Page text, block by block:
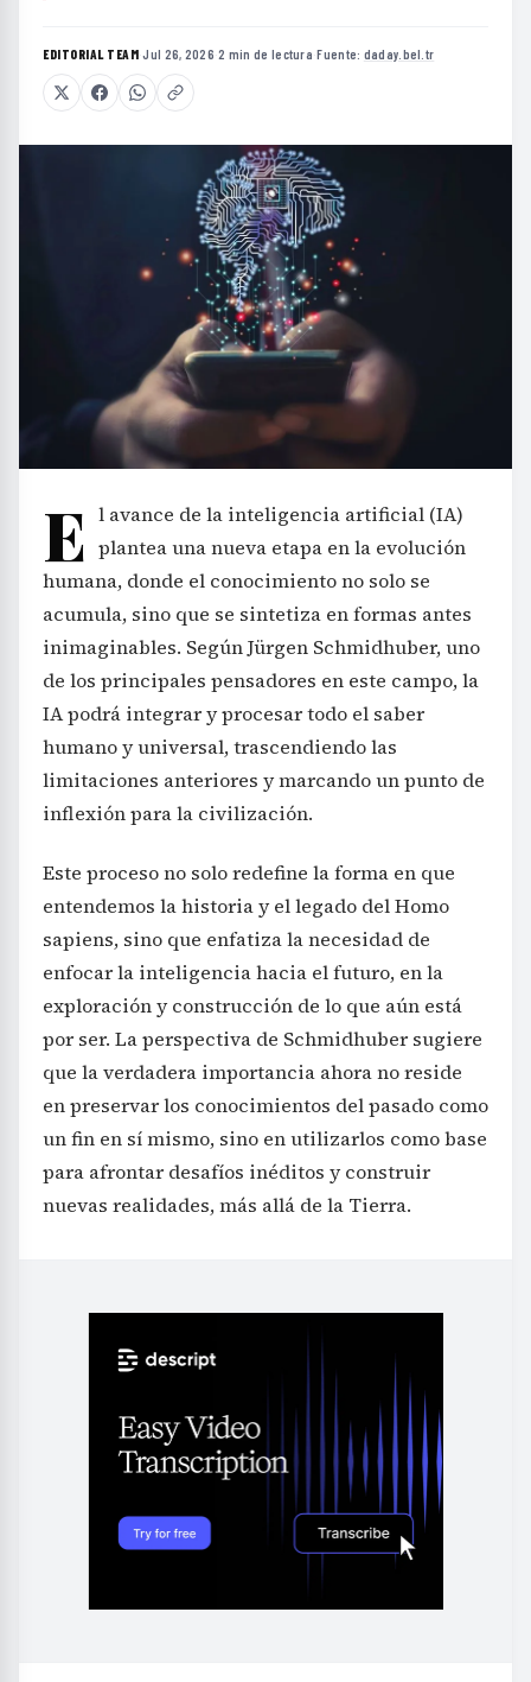
EDITORIAL TEAM·Jul 26, 2026·2 min de lectura·Fuente: daday.bel.tr
E l avance de la inteligencia artificial (IA)
plantea una nueva etapa en la evolución
humana, donde el conocimiento no solo se
acumula, sino que se sintetiza en formas antes
inimaginables. Según Jürgen Schmidhuber, uno
de los principales pensadores en este campo, la
IA podrá integrar y procesar todo el saber
humano y universal, trascendiendo las
limitaciones anteriores y marcando un punto de
inflexión para la civilización.
Este proceso no solo redefine la forma en que
entendemos la historia y el legado del Homo
sapiens, sino que enfatiza la necesidad de
enfocar la inteligencia hacia el futuro, en la
exploración y construcción de lo que aún está
por ser. La perspectiva de Schmidhuber sugiere
que la verdadera importancia ahora no reside
en preservar los conocimientos del pasado como
un fin en sí mismo, sino en utilizarlos como base
para afrontar desafíos inéditos y construir
nuevas realidades, más allá de la Tierra.